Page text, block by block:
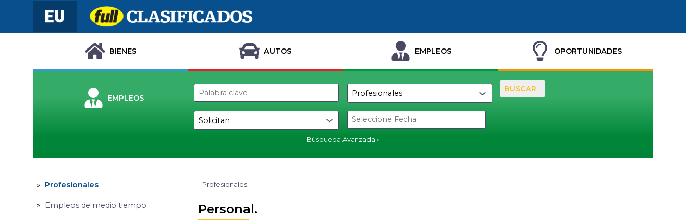
BIENES AUTOS EMPLEOS OPORTUNIDADES
EMPLEOS
Búsqueda Avanzada
BUSCAR
Profesionales
Empleos de medio tiempo
Profesionales
Personal.